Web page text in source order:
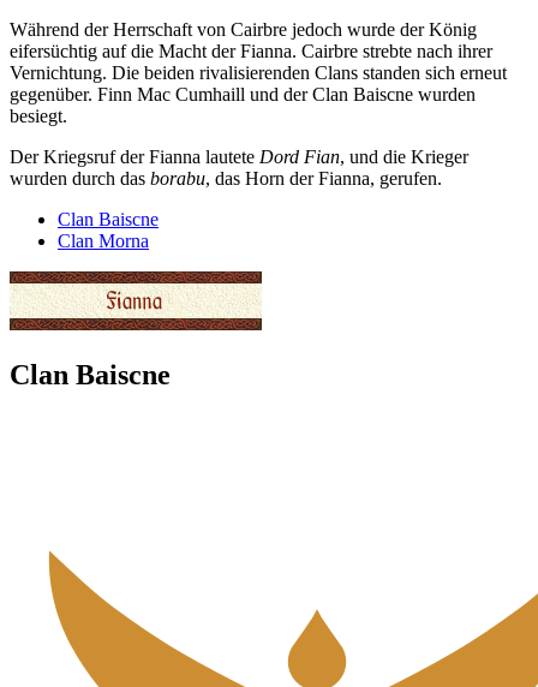
Während der Herrschaft von Cairbre jedoch wurde der König
eifersüchtig auf die Macht der Fianna. Cairbre strebte nach ihrer
Vernichtung. Die beiden rivalisierenden Clans standen sich erneut
gegenüber. Finn Mac Cumhaill und der Clan Baiscne wurden
besiegt.
Der Kriegsruf der Fianna lautete Dord Fian, und die Krieger
wurden durch das borabu, das Horn der Fianna, gerufen.
Clan Baiscne
Clan Morna
Clan Baiscne